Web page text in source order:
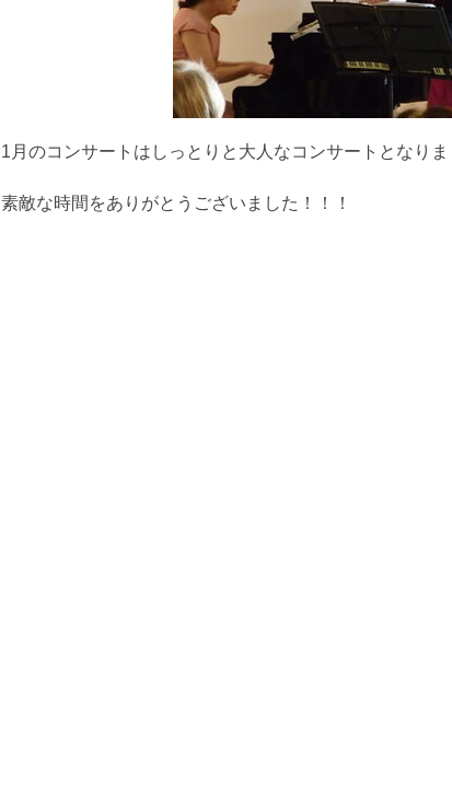
1月のコンサートはしっとりと大人なコンサートとなりま
素敵な時間をありがとうございました！！！